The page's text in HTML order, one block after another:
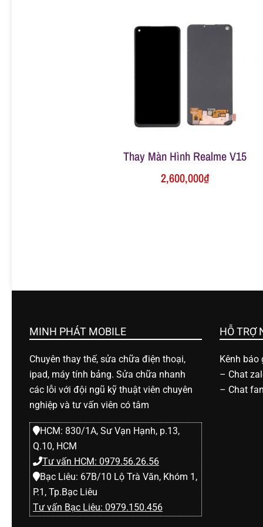
h
o
ạ
i
d
i
đ
Thay Màn Hình Realme V15
2,600,000₫
MINH PHÁT MOBILE
Chuyên thay thế, sửa chữa điện thoại,
ipad, máy tính bảng. Sửa chữa nhanh
các lỗi với đội ngũ kỹ thuật viên chuyên
nghiệp và tư vấn viên có tâm
HCM: 830/1A, Sư Vạn Hạnh, p.13,
Q.10, HCM
Tư vấn HCM: 0979.56.26.56
Bạc Liêu: 67B/10 Lộ Trà Văn, Khóm 1,
P.1, Tp.Bạc Liêu
Tư vấn Bạc Liêu: 0979.150.456
HỖ TRỢ
Kênh báo
– Chat
– Chat